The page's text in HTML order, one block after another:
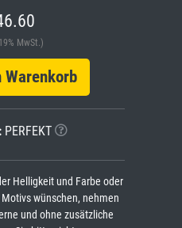
MwSt.)
PERFEKT
Helligkeit und Farbe oder
wünschen, nehmen
und ohne zusätzliche